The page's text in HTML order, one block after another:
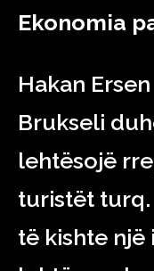
Ekonomia
Hakan
Brukseli
lehtësojë
turistët turq.
të kishte një